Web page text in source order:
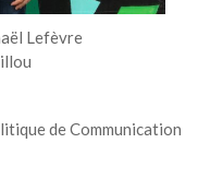
Lefèvre
de Communication